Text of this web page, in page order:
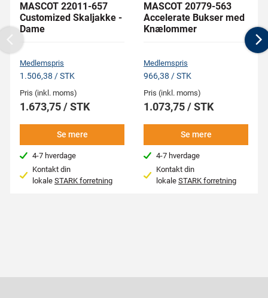
MASCOT 22011-657
Customized Skaljakke -
Dame
Medlemspris
1.506,38 / STK
Pris (inkl. moms)
1.673,75 / STK
Se mere
4-7 hverdage
Kontakt din
lokale STARK forretning
MASCOT 20779-563
Accelerate Bukser med
Knælommer
Medlemspris
966,38 / STK
Pris (inkl. moms)
1.073,75 / STK
Se mere
4-7 hverdage
Kontakt din
lokale STARK forretning
Previous